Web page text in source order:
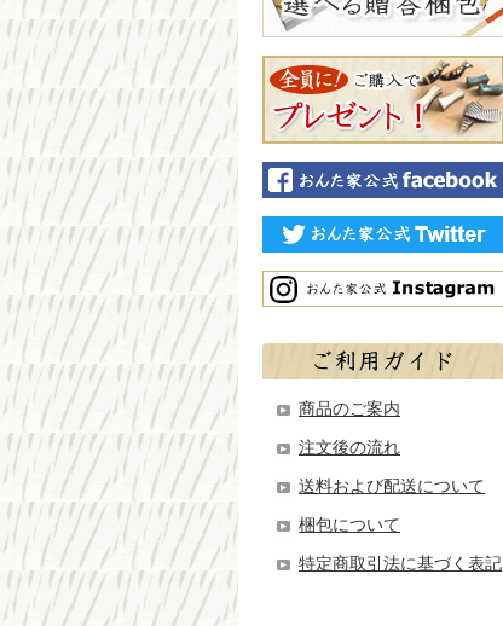
商品のご案内
注文後の流れ
送料および配送について
梱包について
特定商取引法に基づく表記